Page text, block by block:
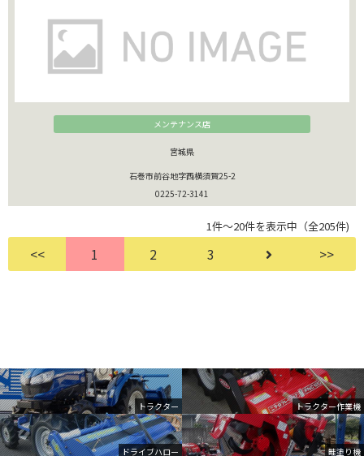
トラクター トラクター作業機
ドライブハロー 畦塗り機
メンテナンス店
宮城県
石巻市前谷地字西横須賀25-2
0225-72-3141
1件～20件を表示中（全205件)
<< 1 2 3 >>